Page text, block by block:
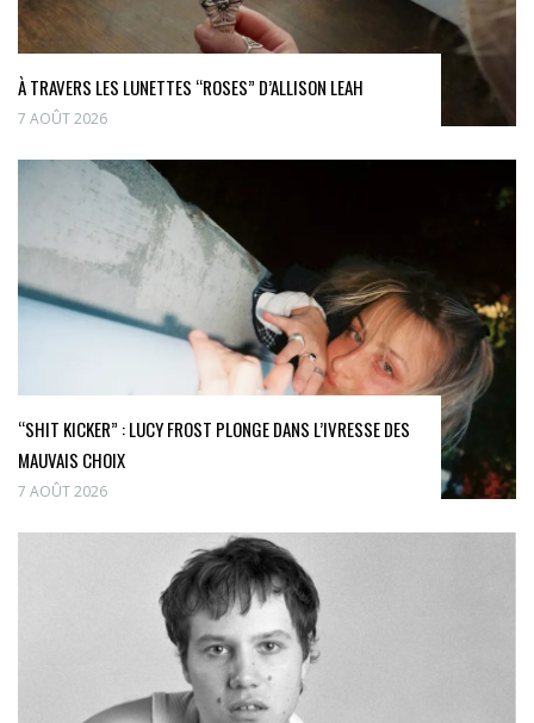
À TRAVERS LES LUNETTES “ROSES” D’ALLISON LEAH
7 AOÛT 2026
“SHIT KICKER” : LUCY FROST PLONGE DANS L’IVRESSE DES
MAUVAIS CHOIX
7 AOÛT 2026